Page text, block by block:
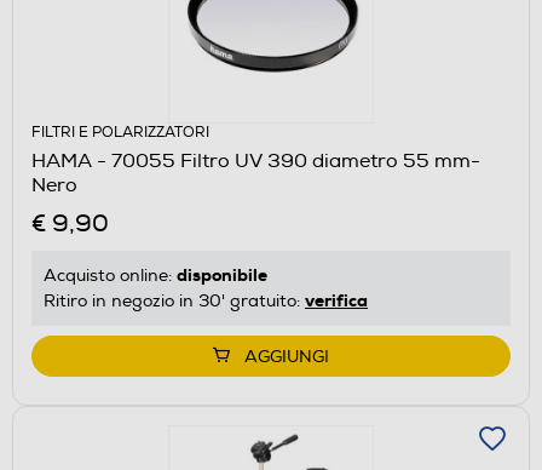
FILTRI E POLARIZZATORI
HAMA - 70055 Filtro UV 390 diametro 55 mm-
Nero
€ 9,90
Acquisto online: disponibile
Ritiro in negozio in 30' gratuito: verifica
AGGIUNGI